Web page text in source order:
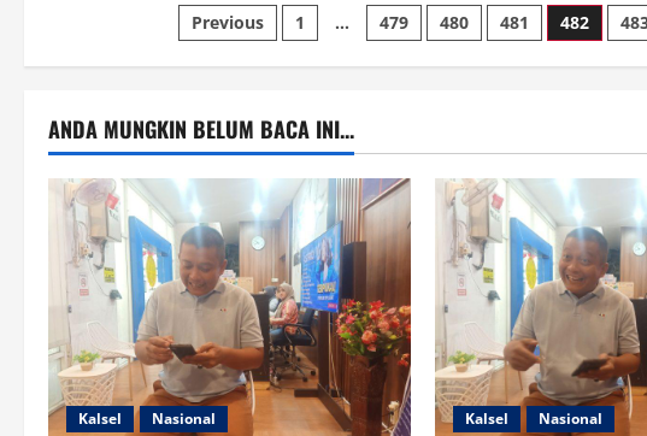
Paginasi
pos
Previous 1 … 479 480 481 482
ANDA MUNGKIN BELUM BACA INI...
Kalsel Nasional Kalsel Nasional